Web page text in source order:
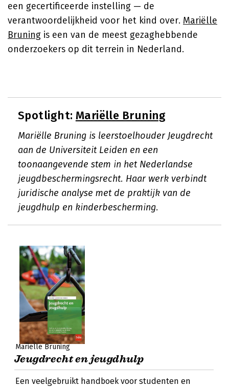
een gecertificeerde instelling — de
verantwoordelijkheid voor het kind over. Mariëlle
Bruning is een van de meest gezaghebbende
onderzoekers op dit terrein in Nederland.
Spotlight: Mariëlle Bruning
Mariëlle Bruning is leerstoelhouder Jeugdrecht
aan de Universiteit Leiden en een
toonaangevende stem in het Nederlandse
jeugdbeschermingsrecht. Haar werk verbindt
juridische analyse met de praktijk van de
jeugdhulp en kinderbescherming.
Mariëlle Bruning
Jeugdrecht en jeugdhulp
Een veelgebruikt handboek voor studenten en